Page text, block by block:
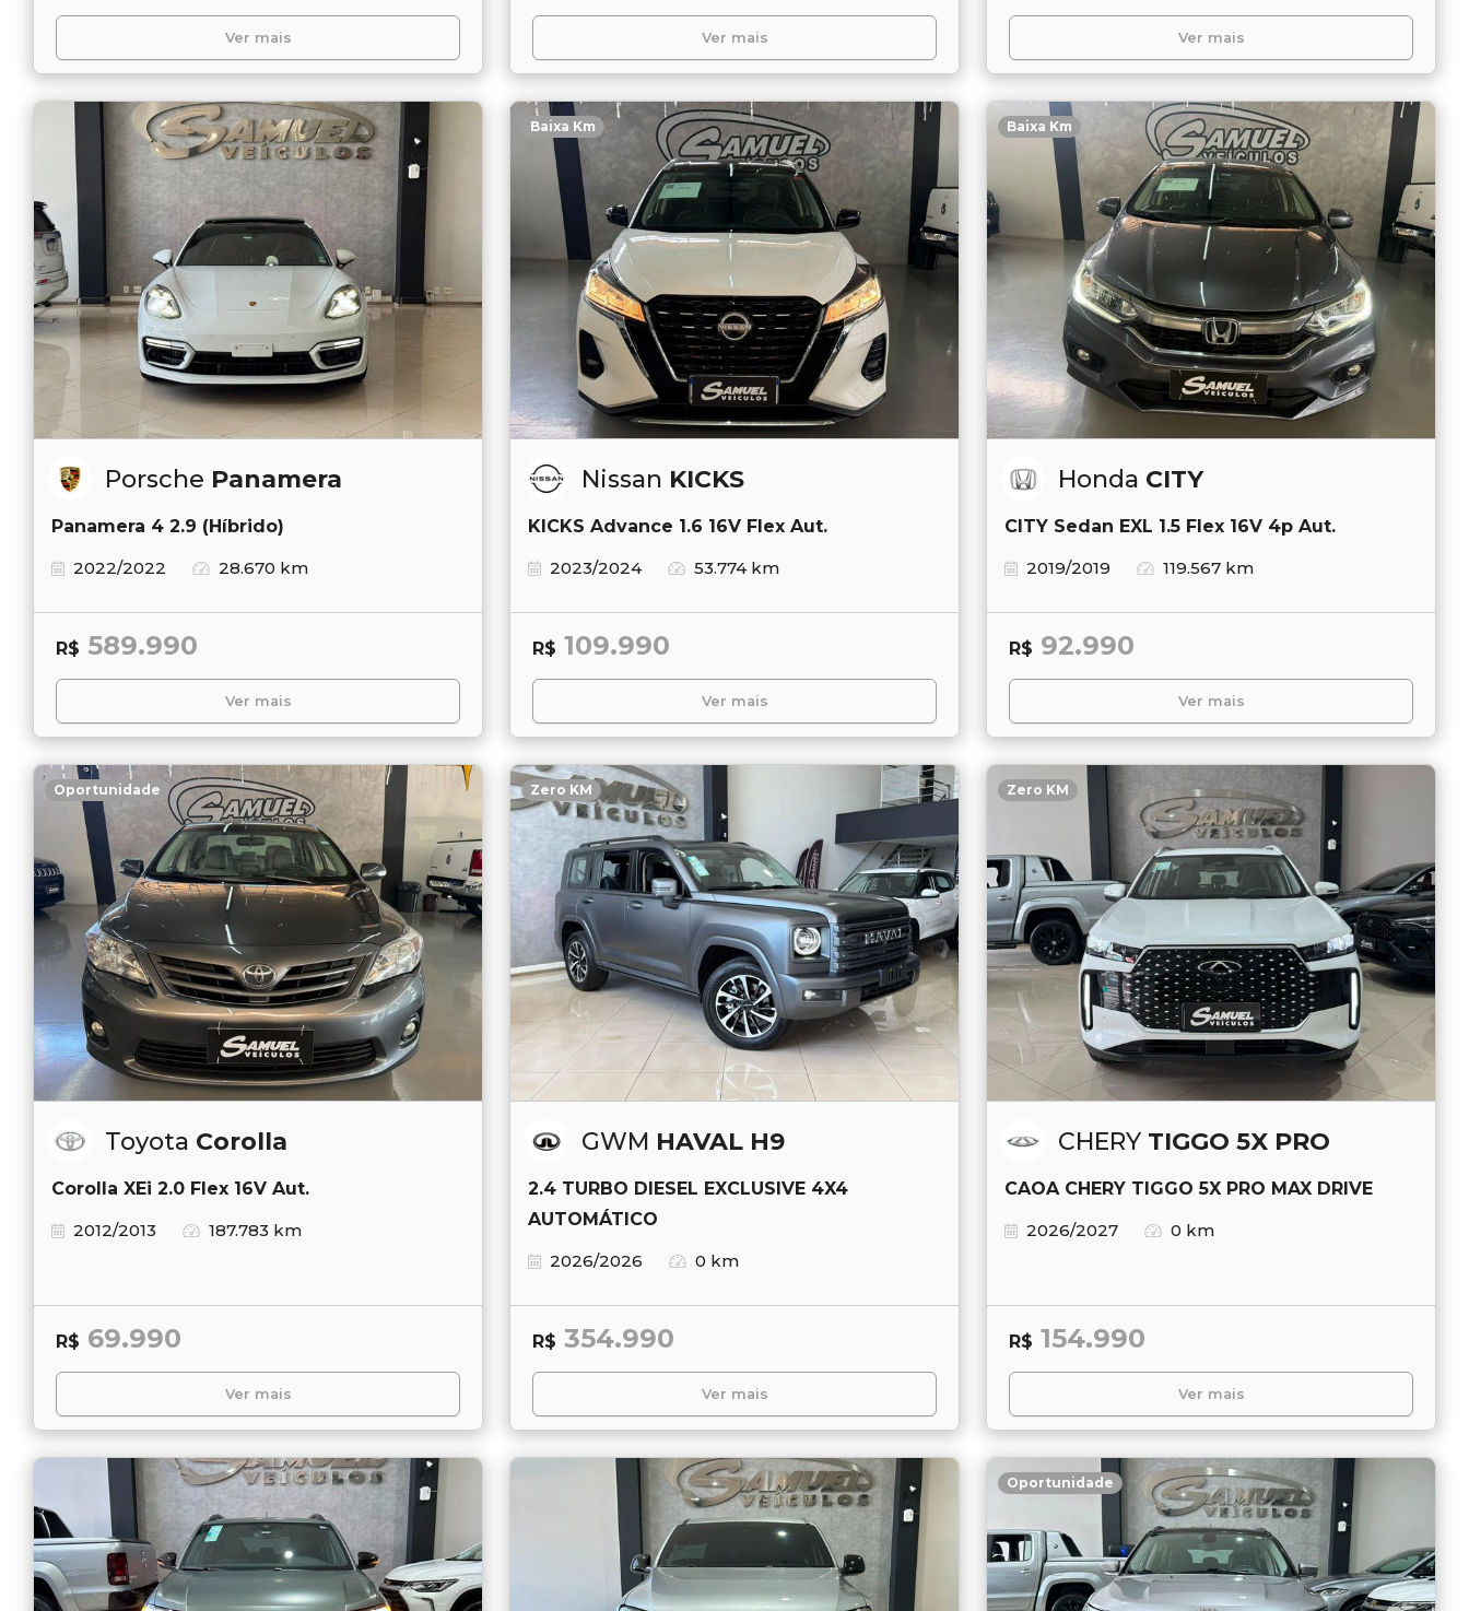
Ver mais Ver mais Ver mais
Porsche Panamera
Panamera 4 2.9 (Híbrido)
2022/2022
28.670 km
R$ 589.990
Ver mais
Baixa Km
Nissan KICKS
KICKS Advance 1.6 16V Flex Aut.
2023/2024
53.774 km
R$ 109.990
Ver mais
Baixa Km
Honda CITY
CITY Sedan EXL 1.5 Flex 16V 4p Aut.
2019/2019
119.567 km
R$ 92.990
Ver mais
Oportunidade
Toyota Corolla
Corolla XEi 2.0 Flex 16V Aut.
2012/2013
187.783 km
R$ 69.990
Ver mais
Zero KM
GWM HAVAL H9
2.4 TURBO DIESEL EXCLUSIVE 4X4
AUTOMÁTICO
2026/2026
0 km
R$ 354.990
Ver mais
Zero KM
CHERY TIGGO 5X PRO
CAOA CHERY TIGGO 5X PRO MAX DRIVE
2026/2027
0 km
R$ 154.990
Ver mais
Oportunidade